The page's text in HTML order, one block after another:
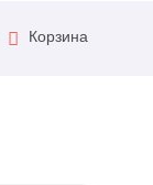
Корзина